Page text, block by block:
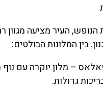
הנופש, העיר מציעה
בין המלונות הבולטים:
– מלון יוקרה עם
גדולות.